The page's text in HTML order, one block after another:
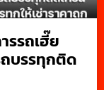
รรถเฮี๊ย
ถบรรทุกติด